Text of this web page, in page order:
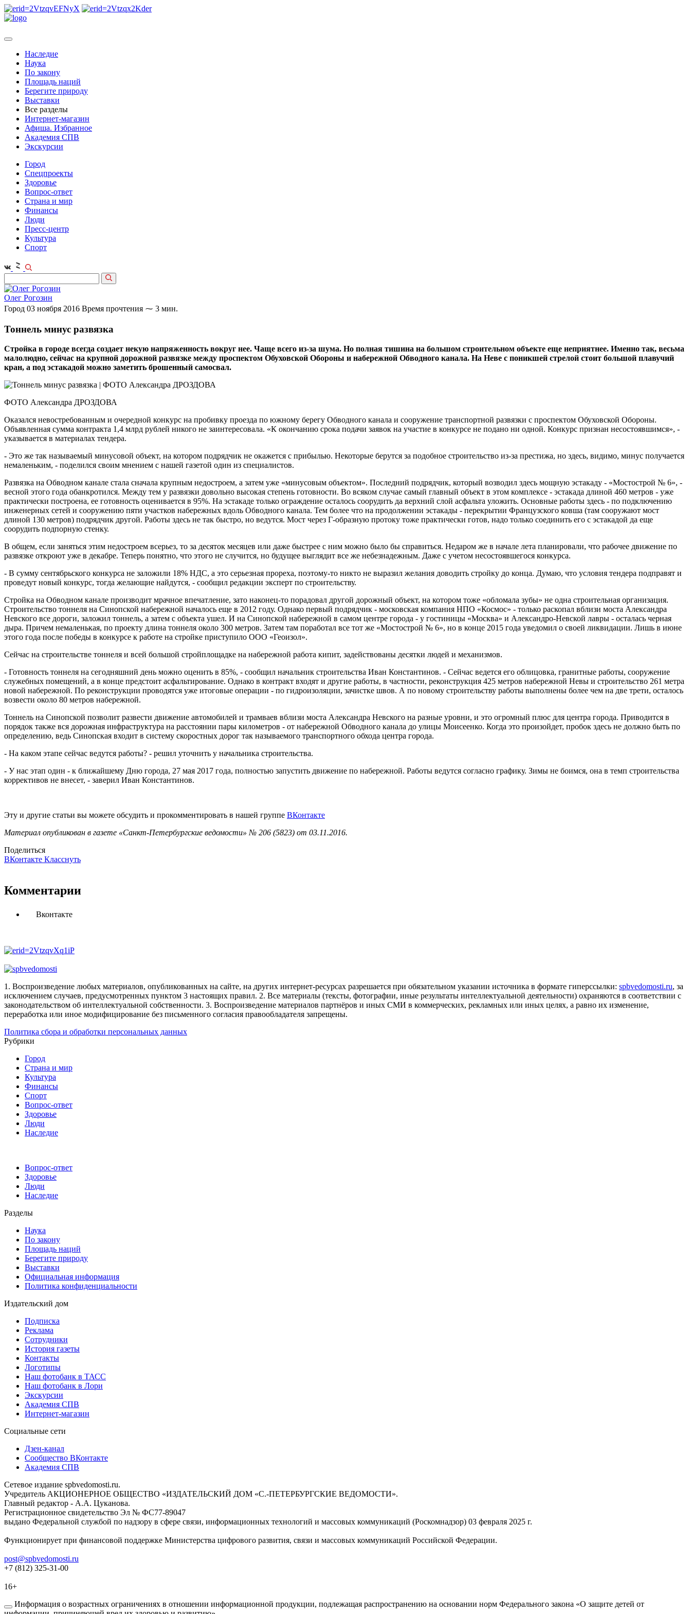
Наследие
Наука
По закону
Площадь наций
Берегите природу
Выставки
Все разделы
Интернет-магазин
Афиша. Избранное
Академия СПВ
Экскурсии
Город
Спецпроекты
Здоровье
Вопрос-ответ
Страна и мир
Финансы
Люди
Пресс-центр
Культура
Спорт
Олег Рогозин
Город 03 ноября 2016 Время прочтения ⁓ 3 мин.
Тоннель минус развязка
Стройка в городе всегда создает некую напряженность вокруг нее. Чаще всего из-за шума. Но полная тишина на большом строительном объекте еще неприятнее. Именно так, весьма
малолюдно, сейчас на крупной дорожной развязке между проспектом Обуховской Обороны и набережной Обводного канала. На Неве с поникшей стрелой стоит большой плавучий
кран, а под эстакадой можно заметить брошенный самосвал.
ФОТО Александра ДРОЗДОВА
Оказался невостребованным и очередной конкурс на пробивку проезда по южному берегу Обводного канала и сооружение транспортной развязки с проспектом Обуховской Обороны.
Объявленная сумма контракта 1,4 млрд рублей никого не заинтересовала. «К окончанию срока подачи заявок на участие в конкурсе не подано ни одной. Конкурс признан несостоявшимся», -
указывается в материалах тендера.
- Это же так называемый минусовой объект, на котором подрядчик не окажется с прибылью. Некоторые берутся за подобное строительство из-за престижа, но здесь, видимо, минус получается
немаленьким, - поделился своим мнением с нашей газетой один из специалистов.
Развязка на Обводном канале стала сначала крупным недостроем, а затем уже «минусовым объектом». Последний подрядчик, который возводил здесь мощную эстакаду - «Мостострой № 6», -
весной этого года обанкротился. Между тем у развязки довольно высокая степень готовности. Во всяком случае самый главный объект в этом комплексе - эстакада длиной 460 метров - уже
практически построена, ее готовность оценивается в 95%. На эстакаде только ограждение осталось соорудить да верхний слой асфальта уложить. Основные работы здесь - по подключению
инженерных сетей и сооружению пяти участков набережных вдоль Обводного канала. Тем более что на продолжении эстакады - перекрытии Французского ковша (там сооружают мост
длиной 130 метров) подрядчик другой. Работы здесь не так быстро, но ведутся. Мост через Г-образную протоку тоже практически готов, надо только соединить его с эстакадой да еще
соорудить подпорную стенку.
В общем, если заняться этим недостроем всерьез, то за десяток месяцев или даже быстрее с ним можно было бы справиться. Недаром же в начале лета планировали, что рабочее движение по
развязке откроют уже в декабре. Теперь понятно, что этого не случится, но будущее выглядит все же небезнадежным. Даже с учетом несостоявшегося конкурса.
- В сумму сентябрьского конкурса не заложили 18% НДС, а это серьезная прореха, поэтому-то никто не выразил желания доводить стройку до конца. Думаю, что условия тендера подправят и
проведут новый конкурс, тогда желающие найдутся, - сообщил редакции эксперт по строительству.
Стройка на Обводном канале производит мрачное впечатление, зато наконец-то порадовал другой дорожный объект, на котором тоже «обломала зубы» не одна строительная организация.
Строительство тоннеля на Синопской набережной началось еще в 2012 году. Однако первый подрядчик - московская компания НПО «Космос» - только раскопал вблизи моста Александра
Невского все дороги, заложил тоннель, а затем с объекта ушел. И на Синопской набережной в самом центре города - у гостиницы «Москва» и Александро-Невской лавры - осталась черная
дыра. Причем немаленькая, по проекту длина тоннеля около 300 метров. Затем там поработал все тот же «Мостострой № 6», но в конце 2015 года уведомил о своей ликвидации. Лишь в июне
этого года после победы в конкурсе к работе на стройке приступило ООО «Геоизол».
Сейчас на строительстве тоннеля и всей большой стройплощадке на набережной работа кипит, задействованы десятки людей и механизмов.
- Готовность тоннеля на сегодняшний день можно оценить в 85%, - сообщил начальник строительства Иван Константинов. - Сейчас ведется его облицовка, гранитные работы, сооружение
служебных помещений, а в конце предстоит асфальтирование. Однако в контракт входят и другие работы, в частности, реконструкция 425 метров набережной Невы и строительство 261 метра
новой набережной. По реконструкции проводятся уже итоговые операции - по гидроизоляции, зачистке швов. А по новому строительству работы выполнены более чем на две трети, осталось
возвести около 80 метров набережной.
Тоннель на Синопской позволит развести движение автомобилей и трамваев вблизи моста Александра Невского на разные уровни, и это огромный плюс для центра города. Приводится в
порядок также вся дорожная инфраструктура на расстоянии пары километров - от набережной Обводного канала до улицы Моисеенко. Когда это произойдет, пробок здесь не должно быть по
определению, ведь Синопская входит в систему скоростных дорог так называемого транспортного обхода центра города.
- На каком этапе сейчас ведутся работы? - решил уточнить у начальника строительства.
- У нас этап один - к ближайшему Дню города, 27 мая 2017 года, полностью запустить движение по набережной. Работы ведутся согласно графику. Зимы не боимся, она в темп строительства
коррективов не внесет, - заверил Иван Константинов.
Эту и другие статьи вы можете обсудить и прокомментировать в нашей группе ВКонтакте
Материал опубликован в газете «Санкт-Петербургские ведомости» № 206 (5823) от 03.11.2016.
Поделиться
ВКонтакте Класснуть
Комментарии
Вконтакте
1. Воспроизведение любых материалов, опубликованных на сайте, на других интернет-ресурсах разрешается при обязательном указании источника в формате гиперссылки: spbvedomosti.ru, за
исключением случаев, предусмотренных пунктом 3 настоящих правил. 2. Все материалы (тексты, фотографии, иные результаты интеллектуальной деятельности) охраняются в соответствии с
законодательством об интеллектуальной собственности. 3. Воспроизведение материалов партнёров и иных СМИ в коммерческих, рекламных или иных целях, а равно их изменение,
переработка или иное модифицирование без письменного согласия правообладателя запрещены.
Политика сбора и обработки персональных данных
Рубрики
Город
Страна и мир
Культура
Финансы
Спорт
Вопрос-ответ
Здоровье
Люди
Наследие
Вопрос-ответ
Здоровье
Люди
Наследие
Разделы
Наука
По закону
Площадь наций
Берегите природу
Выставки
Официальная информация
Политика конфиденциальности
Издательский дом
Подписка
Реклама
Сотрудники
История газеты
Контакты
Логотипы
Наш фотобанк в ТАСС
Наш фотобанк в Лори
Экскурсии
Академия СПВ
Интернет-магазин
Социальные сети
Дзен-канал
Сообщество ВКонтакте
Академия СПВ
Сетевое издание spbvedomosti.ru.
Учредитель АКЦИОНЕРНОЕ ОБЩЕСТВО «ИЗДАТЕЛЬСКИЙ ДОМ «С.-ПЕТЕРБУРГСКИЕ ВЕДОМОСТИ».
Главный редактор - А.А. Цуканова.
Регистрационное свидетельство Эл № ФС77-89047
выдано Федеральной службой по надзору в сфере связи, информационных технологий и массовых коммуникаций (Роскомнадзор) 03 февраля 2025 г.
Функционирует при финансовой поддержке Министерства цифрового развития, связи и массовых коммуникаций Российской Федерации.
post@spbvedomosti.ru
+7 (812) 325-31-00
16+
Информация о возрастных ограничениях в отношении информационной продукции, подлежащая распространению на основании норм Федерального закона «О защите детей от